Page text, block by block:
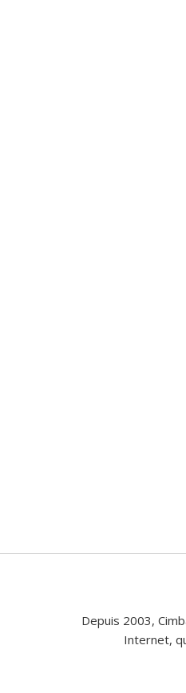
Depuis 2003,
Internet,